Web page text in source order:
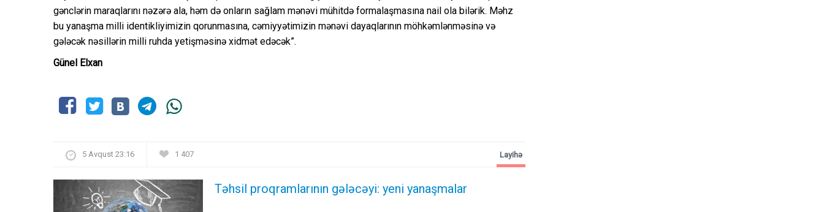
gənclərin maraqlarını nəzərə ala, həm də onların sağlam mənəvi mühitdə formalaşmasına nail ola bilərik. Məhz
bu yanaşma milli identikliyimizin qorunmasına, cəmiyyətimizin mənəvi dayaqlarının möhkəmlənməsinə və
gələcək nəsillərin milli ruhda yetişməsinə xidmət edəcək”.
Günel Elxan
5 Avqust 23:16 1 407
Təhsil proqramlarının gələcəyi: yeni yanaşmalar
Layihə